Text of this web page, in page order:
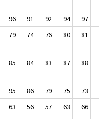
96 91 92 94 97
79 74 76 80 81
85 84 83 87 88
95 86 79 75 73
63 56 57 63 66